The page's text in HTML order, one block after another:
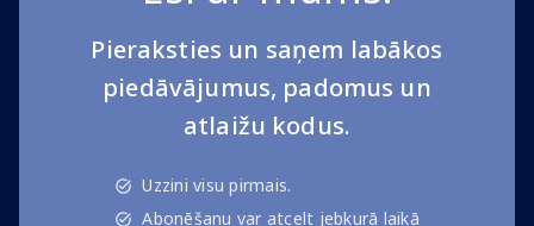
Pieraksties un saņem labākos
piedāvājumus, padomus un
atlaižu kodus.
Uzzini visu pirmais.
Abonēšanu var atcelt jebkurā laikā